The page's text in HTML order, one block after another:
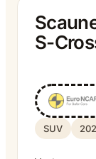
S-
SUV